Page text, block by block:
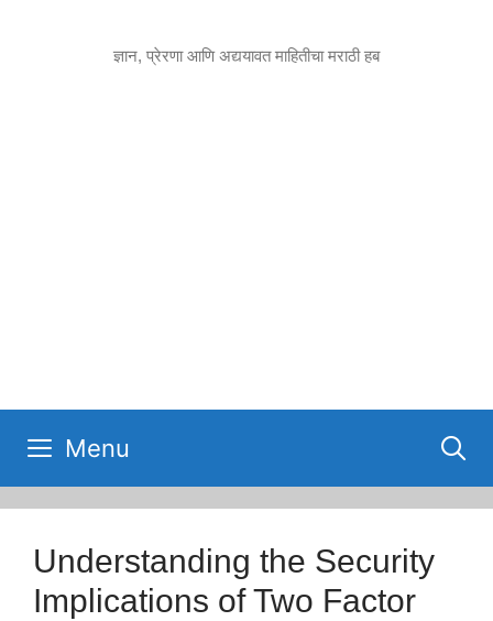
ज्ञान, प्रेरणा आणि अद्ययावत माहितीचा मराठी हब
Menu
Understanding the Security
Implications of Two Factor